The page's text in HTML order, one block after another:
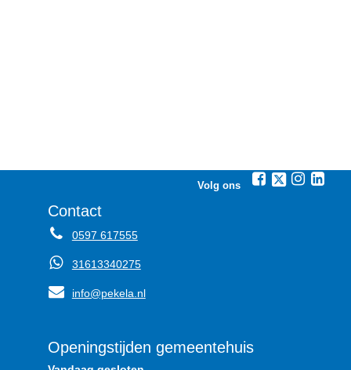
Volg ons
Contact
0597 617555
31613340275
info@pekela.nl
Openingstijden gemeentehuis